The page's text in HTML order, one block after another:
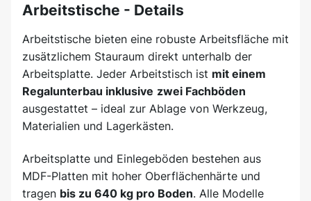
Arbeitstische - Details
Arbeitstische bieten eine robuste Arbeitsfläche mit
zusätzlichem Stauraum direkt unterhalb der
Arbeitsplatte. Jeder Arbeitstisch ist mit einem
Regalunterbau inklusive zwei Fachböden
ausgestattet – ideal zur Ablage von Werkzeug,
Materialien und Lagerkästen.
Arbeitsplatte und Einlegeböden bestehen aus
MDF-Platten mit hoher Oberflächenhärte und
tragen bis zu 640 kg pro Boden. Alle Modelle